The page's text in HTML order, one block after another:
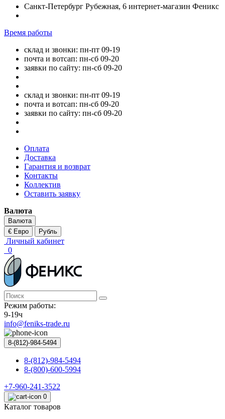
Санкт-Петербург Рубежная, 6 интернет-магазин Феникс
Время работы
склад и звонки: пн-пт 09-19
почта и вотсап: пн-сб 09-20
заявки по сайту: пн-сб 09-20
склад и звонки: пн-пт 09-19
почта и вотсап: пн-сб 09-20
заявки по сайту: пн-сб 09-20
Оплата
Доставка
Гарантия и возврат
Контакты
Коллектив
Оставить заявку
Валюта
Валюта
€ Евро
Рубль
Личный кабинет
0
Режим работы:
9-19ч
info@feniks-trade.ru
8-(812)-984-5494
8-(812)-984-5494
8-(800)-600-5994
+7-960-241-3522
0
Каталог товаров